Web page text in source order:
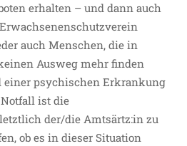
erhalten – und dann auch
auch Menschen, die in
Ausweg mehr finden
einer psychischen Erkrankung
ist die
der/die Amtsärtz:in zu
ob es in dieser Situation